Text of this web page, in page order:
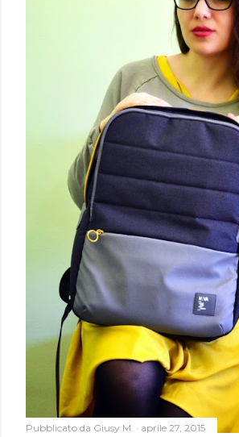
Pubblicato da Giusy M. aprile 27, 2015